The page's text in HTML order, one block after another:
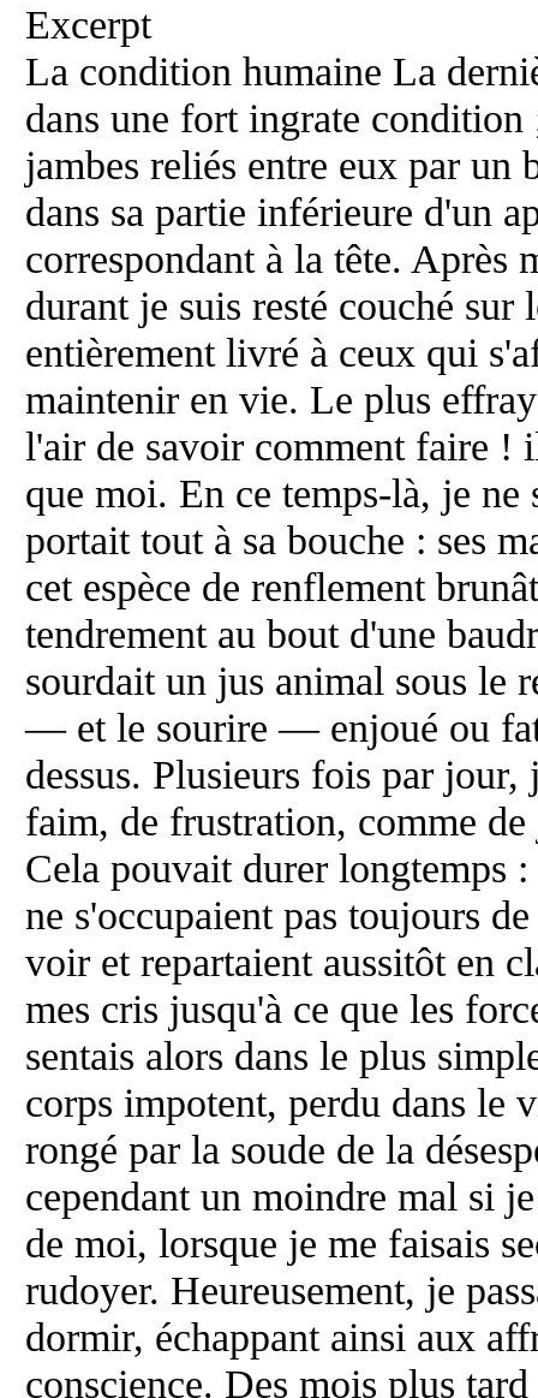
Excerpt
La condition humaine La
dans une fort ingrate
jambes reliés entre eux par un
dans sa partie inférieure d'un
correspondant à la tête. Après
durant je suis resté couché
entièrement livré à ceux qui
maintenir en vie. Le plus
l'air de savoir comment faire !
que moi. En ce temps-là, je
portait tout à sa bouche : ses
cet espèce de renflement
tendrement au bout d'une
sourdait un jus animal sous le
— et le sourire — enjoué ou
dessus. Plusieurs fois par
faim, de frustration, comme
Cela pouvait durer longtemps
ne s'occupaient pas toujours
voir et repartaient aussitôt en
mes cris jusqu'à ce que les
sentais alors dans le plus
corps impotent, perdu dans le
rongé par la soude de la
cependant un moindre mal si
de moi, lorsque je me faisais
rudoyer. Heureusement, je
dormir, échappant ainsi aux
conscience. Des mois plus